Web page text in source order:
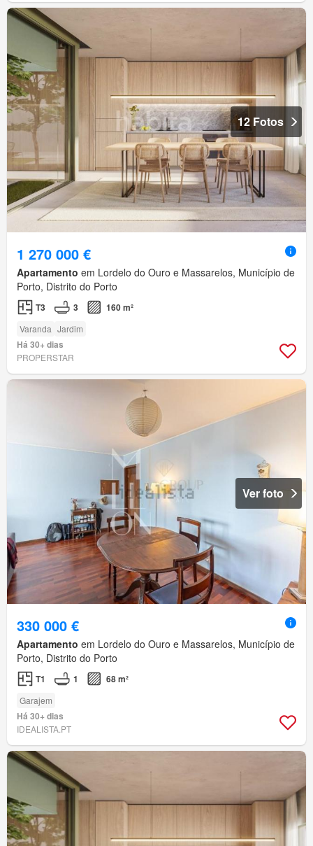
12 Fotos
1 270 000 €
Apartamento em Lordelo do Ouro e Massarelos, Município de
Porto, Distrito do Porto
T3 3 160 m²
Varanda Jardim
Há 30+ dias
PROPERSTAR
Ver foto
330 000 €
Apartamento em Lordelo do Ouro e Massarelos, Município de
Porto, Distrito do Porto
T1 1 68 m²
Garajem
Há 30+ dias
IDEALISTA.PT